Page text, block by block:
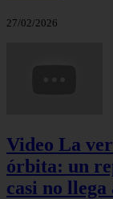
27/02/2026
Video La
órbita: un
casi no llega